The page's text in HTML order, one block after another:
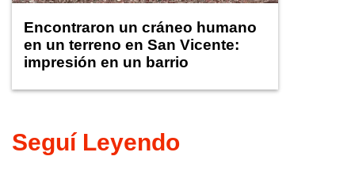
Encontraron un cráneo humano
en un terreno en San Vicente:
impresión en un barrio
Seguí Leyendo